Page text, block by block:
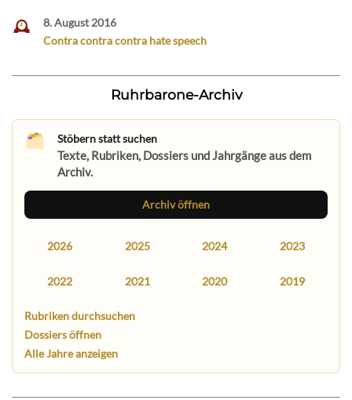
8. August 2016
Contra contra contra hate speech
Ruhrbarone-Archiv
Stöbern statt suchen
Texte, Rubriken, Dossiers und Jahrgänge aus dem
Archiv.
Archiv öffnen
2026 2025 2024 2023
2022 2021 2020 2019
Rubriken durchsuchen
Dossiers öffnen
Alle Jahre anzeigen